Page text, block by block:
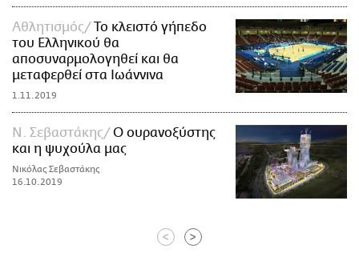
Αθλητισμός
Το κλειστό γήπεδο
του Ελληνικού θα
αποσυναρμολογηθεί και θα
μεταφερθεί στα Ιωάννινα
1.11.2019
Ν. Σεβαστάκης
O ουρανοξύστης
και η ψυχούλα μας
Νικόλας Σεβαστάκης
16.10.2019
< >